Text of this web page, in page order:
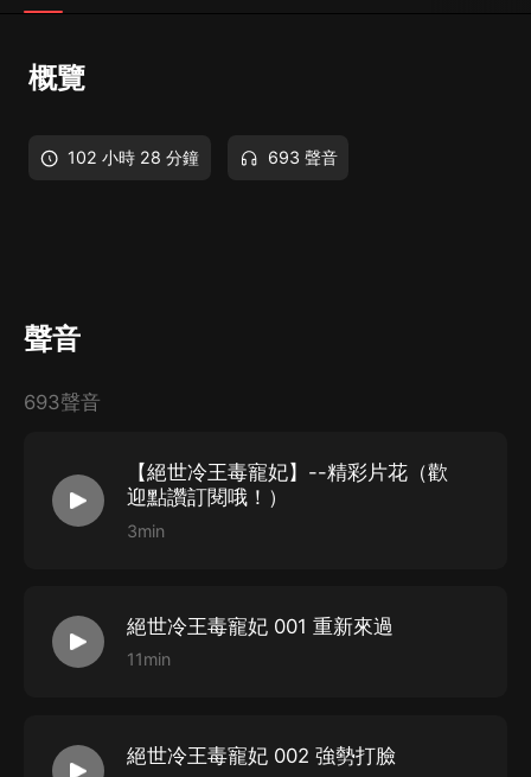
概覽
102 小時 28 分鐘 693 聲音
聲音
693聲音
【絕世冷王毒寵妃】--精彩片花（歡
迎點讚訂閱哦！）
3min
絕世冷王毒寵妃 001 重新來過
11min
絕世冷王毒寵妃 002 強勢打臉